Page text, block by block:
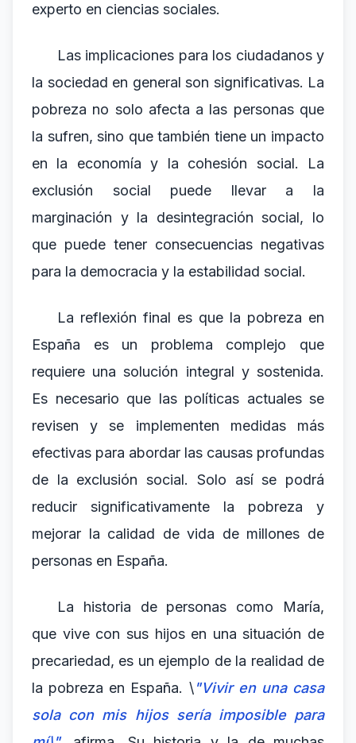
experto en ciencias sociales.
Las implicaciones para los ciudadanos y
la sociedad en general son significativas. La
pobreza no solo afecta a las personas que
la sufren, sino que también tiene un impacto
en la economía y la cohesión social. La
exclusión social puede llevar a la
marginación y la desintegración social, lo
que puede tener consecuencias negativas
para la democracia y la estabilidad social.
La reflexión final es que la pobreza en
España es un problema complejo que
requiere una solución integral y sostenida.
Es necesario que las políticas actuales se
revisen y se implementen medidas más
efectivas para abordar las causas profundas
de la exclusión social. Solo así se podrá
reducir significativamente la pobreza y
mejorar la calidad de vida de millones de
personas en España.
La historia de personas como María,
que vive con sus hijos en una situación de
precariedad, es un ejemplo de la realidad de
la pobreza en España. \"Vivir en una casa
sola con mis hijos sería imposible para